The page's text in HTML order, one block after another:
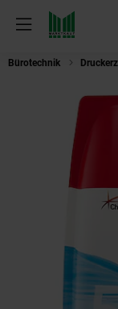
Menü
Bürotechnik